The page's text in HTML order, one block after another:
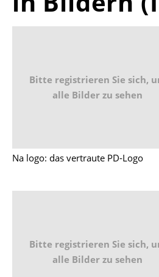
Bitte registrieren Sie sich,
alle Bilder zu sehen
Na logo: das vertraute PD-Logo
Bitte registrieren Sie sich,
alle Bilder zu sehen